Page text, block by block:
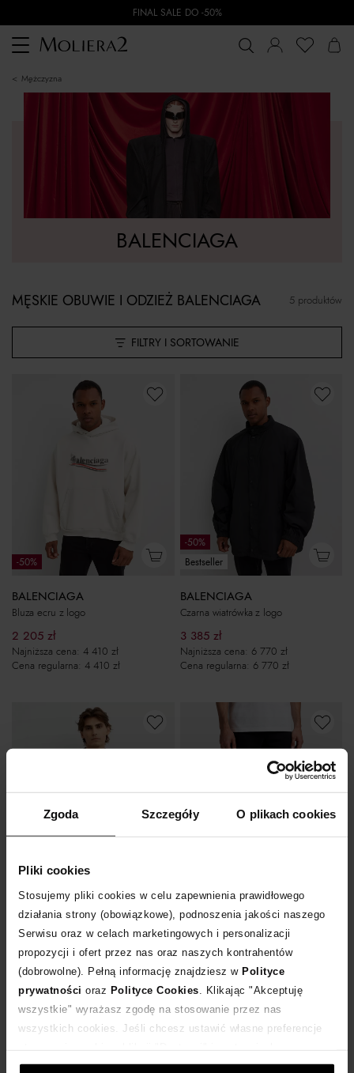
Zgoda Szczegóły O plikach cookies
Pliki cookies
Stosujemy pliki cookies w celu zapewnienia prawidłowego
działania strony (obowiązkowe), podnoszenia jakości naszego
Serwisu oraz w celach marketingowych i personalizacji
propozycji i ofert przez nas oraz naszych kontrahentów
(dobrowolne). Pełną informację znajdziesz w Polityce
prywatności oraz Polityce Cookies . Klikając "Akceptuję
wszystkie" wyrażasz zgodę na stosowanie przez nas
wszystkich cookies. Jeśli chcesz ustawić własne preferencje
ustawienia prywatności.
FINAL SALE DO -50%
Toggle
navigation
mężczyzna
BALENCIAGA
FILTRY I SORTOWANIE
5 produktów
MĘSKIE OBUWIE I ODZIEŻ BALENCIAGA
-50%
BALENCIAGA
Bluza ecru z logo
2 205 zł
Najniższa cena: 4 410 zł
Cena regularna: 4 410 zł
-50%
Bestseller
BALENCIAGA
Czarna wiatrówka z logo
3 385 zł
Najniższa cena: 6 770 zł
Cena regularna: 6 770 zł
-50%
Jeansowa kurtka oversize
3 350 zł
Najniższa cena: 6 700zł
Cena regularna: 6 700zł
-50%
BALENCIAGA
Czarne spodnie dresowe jogger
1 985
Najniższa cena:3 970zł
Cena regularna:3 970zł